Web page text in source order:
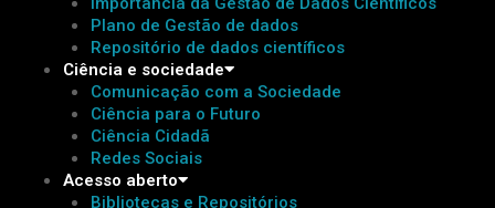
Plano de Gestão de dados
Repositório de dados científicos
Ciência e sociedade
Comunicação com a Sociedade
Ciência para o Futuro
Ciência Cidadã
Redes Sociais
Acesso aberto
Bibliotecas e Repositórios